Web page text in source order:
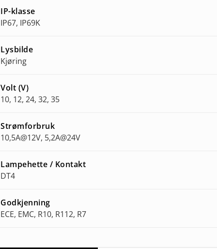
IP-klasse
IP67, IP69K
Lysbilde
Kjøring
Volt (V)
10, 12, 24, 32, 35
Strømforbruk
10,5A@12V, 5,2A@24V
Lampehette / Kontakt
DT4
Godkjenning
ECE, EMC, R10, R112, R7